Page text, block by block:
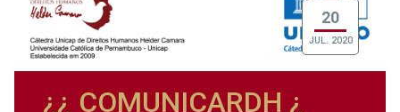
20
JUL. 2020
¿¿ COMUNICARDH ¿